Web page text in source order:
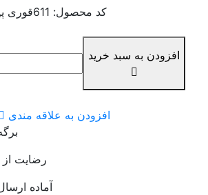
قوری کد محصول: 611
افزودن به سبد خرید
افزودن به علاقه مندی
رضایت از
آماده ارسال